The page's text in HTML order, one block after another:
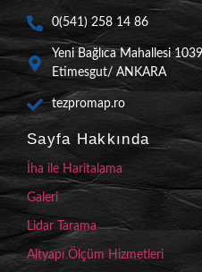
0(541) 258 14 86
Yeni Bağlıca Mahallesi
Etimesgut/ ANKARA
tezpromap.ro
Sayfa Hakkında
İha ile Haritalama
Galeri
Lidar Tarama
Altyapı Ölçüm Hizmetleri